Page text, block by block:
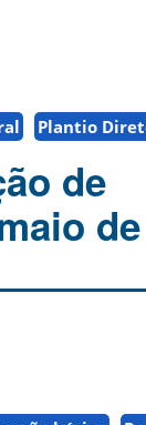
Plantio
de